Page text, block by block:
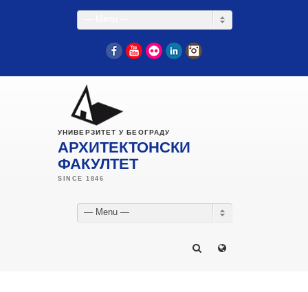
FacebookYouTube
Flickr LinkedIn
УНИВЕРЗИТЕТ У БЕОГРАДУ
АРХИТЕКТОНСКИ
ФАКУЛТЕТ
— Menu —